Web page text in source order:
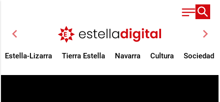
chevron_left chevron_right
Estella-Lizarra Tierra Estella Navarra Cultura Sociedad